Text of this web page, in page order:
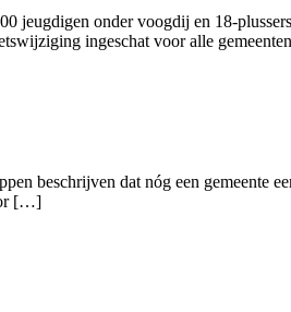
onder voogdij en 18-
ingeschat voor alle
beschrijven dat nóg een gemeente
[…]